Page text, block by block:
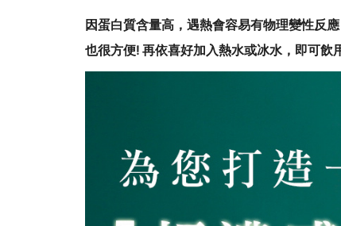
因蛋白質含量高，遇熱會容易有物理變性反
也很方便! 再依喜好加入熱水或冰水，即可飲